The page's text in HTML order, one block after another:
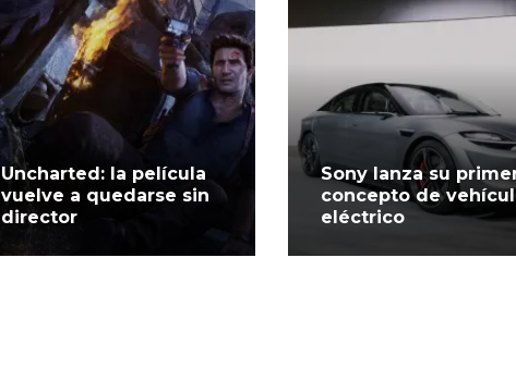
Uncharted: la película
vuelve a quedarse sin
director
Sony lanza su
concepto de
eléctrico